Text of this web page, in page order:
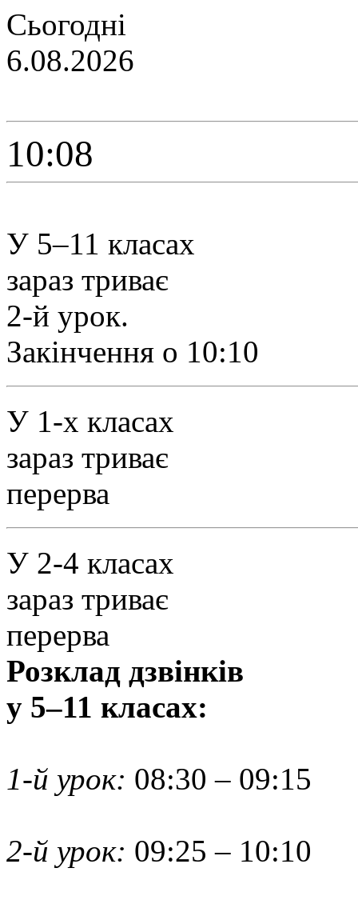
Сьогодні
6.08.2026
10:08
У 5–11 класах
зараз триває
2-й урок.
Закінчення о 10:10
У 1-х класах
зараз триває
перерва
У 2-4 класах
зараз триває
перерва
Розклад дзвінків
у 5–11 класах:
1-й урок: 08:30 – 09:15
2-й урок: 09:25 – 10:10